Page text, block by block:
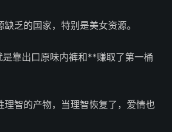
乏的国家，特别是美女资源。
是靠出口原味内裤和**赚取了第一桶
理智的产物，当理智恢复了，爱情也